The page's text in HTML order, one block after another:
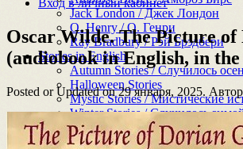
Jack London / Джек Лондон
O. Henry / О. Генри
Ray Bradbury / Рэй Брэдбери
Stories in English
Autumn Stories / Случилось
Halloween Stories
Mystic Stories / Мистические
Winter Stories / Случилось
Christmas Stories /
Funny Stories/ Смешные
Вход в личный кабинет
Oscar Wilde. The Picture
(audiobook in English, in
Posted or Updated on29 января, 2025. Автор